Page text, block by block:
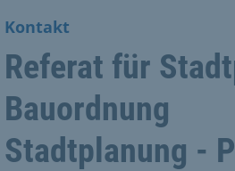
Kontakt
Referat für
Bauordnung
Stadtplanung -